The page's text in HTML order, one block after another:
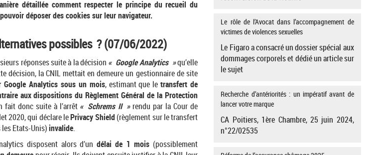
détaillée comment respecter le principe du recueil du
déposer des cookies sur leur navigateur.
possibles ? (07/06/2022)
réponses suite à la décision « Google Analytics »qu’elle
décision, la CNIL mettait en demeure un gestionnaire de site
Google Analytics sous un mois, estimant que letransfert de
aux dispositions du Règlement Général de la Protection
fait donc suite à l’arrêt « Schrems II » rendu par la Cour de
2020, qui déclare lePrivacy Shield (règlement sur le transfert
les Etats-Unis)invalide.
disposent alors d’un délai de 1 mois (possiblement
Le rôle de l’Avocat dans l’accompagnement de
victimes de violences sexuelles
Le Figaro a consacré un dossier spécial aux
dommages corporels et dédié un article sur
le sujet
Recherche d’antériorités : un impératif avant de
lancer votre marque
CA Poitiers, 1ère Chambre, 25 juin 2024,
n°22/02535